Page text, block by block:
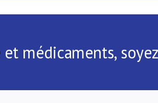
et médicaments,